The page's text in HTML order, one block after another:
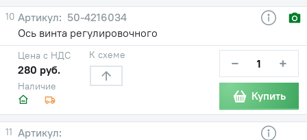
10
50-4216034
Ось винта регулировочного
Наличие
Цена с НДС
280 руб.
К схеме − +
Купить
11